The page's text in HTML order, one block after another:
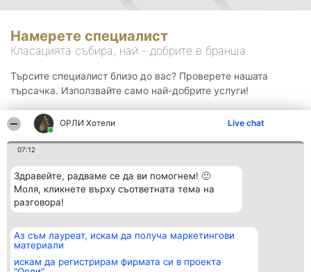
ОРЛИ Хотели Live chat
07:12
Здравейте, радваме се да ви помогнем! 🙂
Моля, кликнете върху съответната тема на
разговора!
Аз съм лауреат, искам да получа маркетингови
материали
искам да регистрирам фирмата си в проекта
Намерете специалист
Класацията събира, най - добрите в бранша.
Търсите специалист близо до вас? Проверете нашата
търсачка. Използвайте само най-добрите услуги!
Организатор на
класиране
BulevardulAleea Timișul De
Класация
всички
Контакти